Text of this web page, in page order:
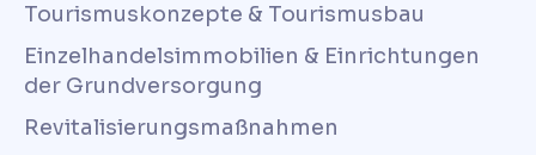
Tourismuskonzepte & Tourismusbau
Einzelhandelsimmobilien & Einrichtungen
der Grundversorgung
Revitalisierungsmaßnahmen